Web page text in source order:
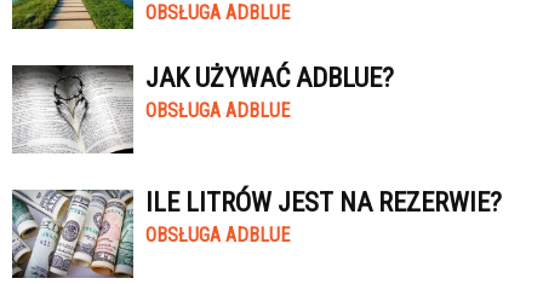
OBSŁUGA ADBLUE
JAK UŻYWAĆ ADBLUE?
OBSŁUGA ADBLUE
ILE LITRÓW JEST NA REZERWIE?
OBSŁUGA ADBLUE